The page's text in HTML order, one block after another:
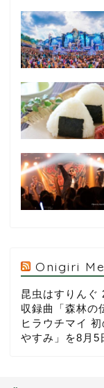
Onigiri
昆虫はすりんぐ
収録曲「森林の
ヒラウチマイ
やすみ」を8月5